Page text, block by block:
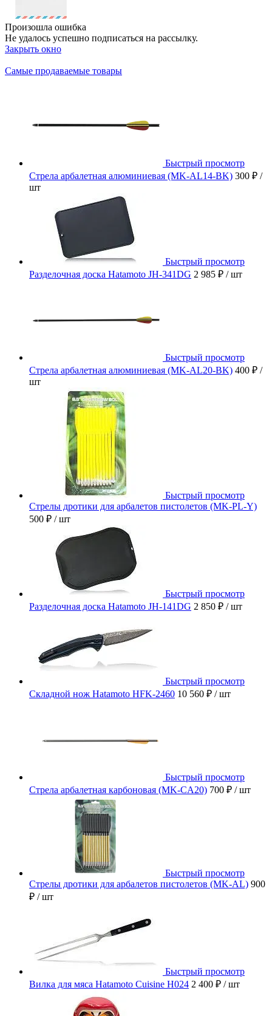
Произошла ошибка
Не удалось успешно подписаться на рассылку.
Закрыть окно
Самые продаваемые товары
Быстрый просмотр
Стрела арбалетная алюминиевая (MK-AL14-BK) 300 ₽ /
шт
Быстрый просмотр
Разделочная доска Hatamoto JH-341DG 2 985 ₽ / шт
Быстрый просмотр
Стрела арбалетная алюминиевая (MK-AL20-BK) 400 ₽ /
шт
Быстрый просмотр
Стрелы дротики для арбалетов пистолетов (MK-PL-Y)
500 ₽ / шт
Быстрый просмотр
Разделочная доска Hatamoto JH-141DG 2 850 ₽ / шт
Быстрый просмотр
Складной нож Hatamoto HFK-2460 10 560 ₽ / шт
Быстрый просмотр
Стрела арбалетная карбоновая (MK-CA20) 700 ₽ / шт
Быстрый просмотр
Стрелы дротики для арбалетов пистолетов (MK-AL) 900
₽ / шт
Быстрый просмотр
Вилка для мяса Hatamoto Cuisine H024 2 400 ₽ / шт